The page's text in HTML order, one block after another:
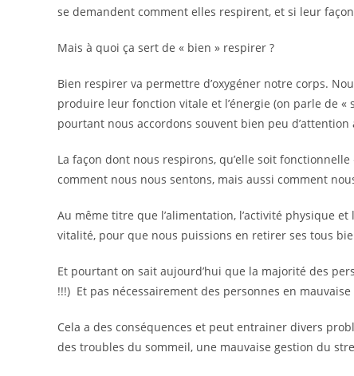
se demandent comment elles respirent, et si leur
Mais à quoi ça sert de « bien » respirer ?
Bien respirer va permettre d’oxygéner notre corps.
produire leur fonction vitale et l’énergie (on parle de
pourtant nous accordons souvent bien peu
La façon dont nous respirons, qu’elle soit
comment nous nous sentons, mais aussi comment
Au même titre que l’alimentation, l’activité physique
vitalité, pour que nous puissions en retirer ses tous
Et pourtant on sait aujourd’hui que la majorité des
!!!) Et pas nécessairement des personnes en
Cela a des conséquences et peut entrainer divers
des troubles du sommeil, une mauvaise gestion du